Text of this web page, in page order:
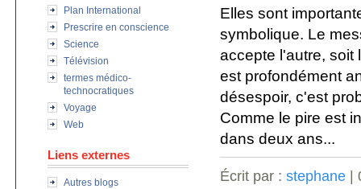
Plan International
Prescrire en conscience
Science
Télévision
termes médico-
technocratiques
Voyage
Web
Liens externes
Autres blogs
Elles sont
symbolique. Le
accepte l'autre, soit
est profondément
désespoir, c'est
Comme le pire est
dans deux ans...
Écrit par : stephane |